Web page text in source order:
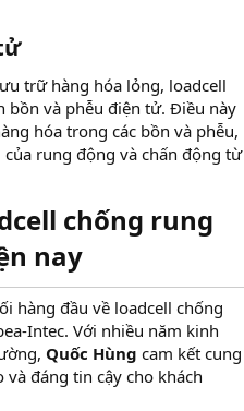
trữ hàng hóa lỏng, loadcell
bồn và phễu điện tử. Điều này
hóa trong các bồn và phễu,
rung động và chấn động từ
chống rung
nay
hàng đầu về loadcell chống
Intec. Với nhiều năm kinh
Quốc Hùng cam kết cung
và đáng tin cậy cho khách